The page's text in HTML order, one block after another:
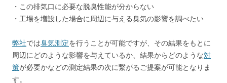
・この排気口に必要な脱臭性能が分からない
・工場を増設した場合に周辺に与える臭気の影響を調べたい
弊社では臭気測定を行うことが可能ですが、その結果をもとに
周辺にどのような影響を与えているか、結果からどのような対
策が必要かなどの測定結果の次に繋がるご提案が可能となりま
す。